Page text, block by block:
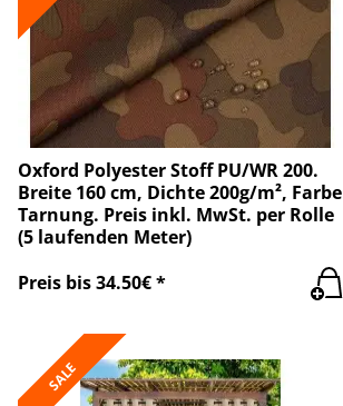
Oxford Polyester Stoff PU/WR 200.
Breite 160 cm, Dichte 200g/m², Farbe
Tarnung. Preis inkl. MwSt. per Rolle
(5 laufenden Meter)
Preis bis 34.50€ *
SALE